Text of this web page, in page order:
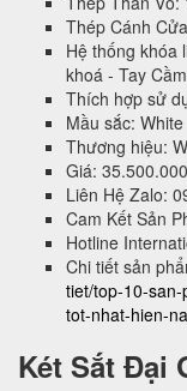
Thép Cánh
Hệ thống khóa
khoá - Tay Cầm
Thích hợp sử
Mầu sắc: White
Thương hiệu:
Giá:
Liên Hệ Zalo:
Cam Kết Sản
Hotline
Chi tiết sản
tiet/top-10-
tot-nhat-hien-
Két Sắt Đại